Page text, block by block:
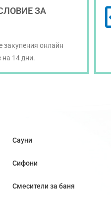
ЗА
закупения онлайн
на 14 дни.
Сауни
Сифони
Смесители за баня